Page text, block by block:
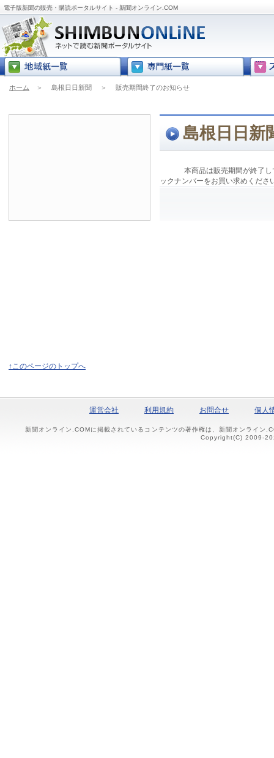
電子版新聞の販売・購読ポータルサイト - 新聞オンライン.COM
ホーム ＞ 島根日日新聞 ＞ 販売期間終了のお知らせ
島根日日新
本商品は販売期間が終了
ックナンバーをお買い求めくださ
↑このページのトップへ
運営会社 利用規約 お問合せ 個人
新聞オンライン.COMに掲載されているコンテンツの著作権は、新聞オンライン
Copyright(C) 2009-